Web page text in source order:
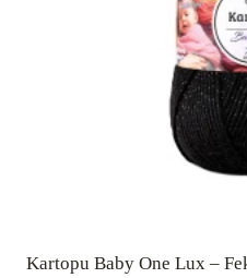
Kartopu Baby One Lux –